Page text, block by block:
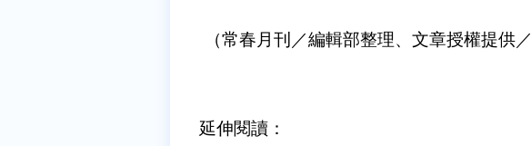
（常春月刊／編輯部整理、文章授權提供／
延伸閱讀：